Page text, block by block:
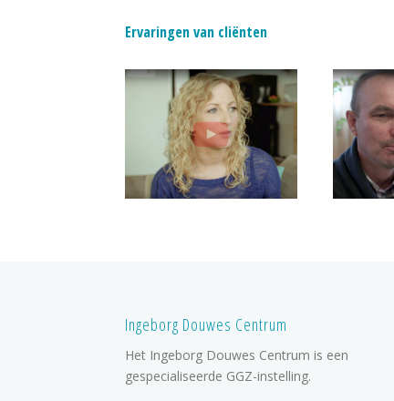
Ervaringen van cliënten
Ingeborg Douwes Centrum
Het Ingeborg Douwes Centrum is een
gespecialiseerde GGZ-instelling.